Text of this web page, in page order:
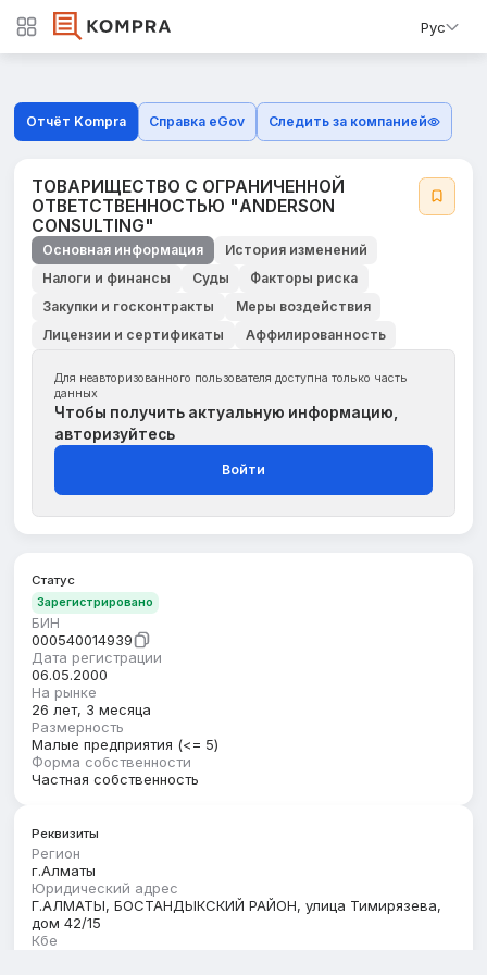
Рус
Отчёт Kompra Справка eGov Следить за компанией
ТОВАРИЩЕСТВО С ОГРАНИЧЕННОЙ
ОТВЕТСТВЕННОСТЬЮ "ANDERSON
CОNSULTING"
Основная информация
История изменений
Налоги и финансы
Суды
Факторы риска
Закупки и госконтракты
Меры воздействия
Лицензии и сертификаты
Аффилированность
Для неавторизованного пользователя доступна только часть
данных
Чтобы получить актуальную информацию,
авторизуйтесь
Войти
Статус
Зарегистрировано
БИН
000540014939
Дата регистрации
06.05.2000
На рынке
26 лет, 3 месяца
Размерность
Малые предприятия (<= 5)
Форма собственности
Частная собственность
Реквизиты
Регион
г.Алматы
Юридический адрес
Г.АЛМАТЫ, БОСТАНДЫКСКИЙ РАЙОН, улица Тимирязева,
дом 42/15
Кбе